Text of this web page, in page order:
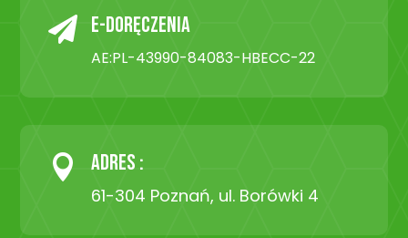
 E-DORĘCZENIA
AE:PL-43990-84083-HBECC-22
 ADRES :
61-304 Poznań, ul. Borówki 4